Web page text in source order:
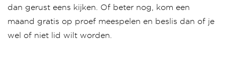
dan gerust eens kijken. Of beter nog, kom een
maand gratis op proef meespelen en beslis dan of je
wel of niet lid wilt worden.